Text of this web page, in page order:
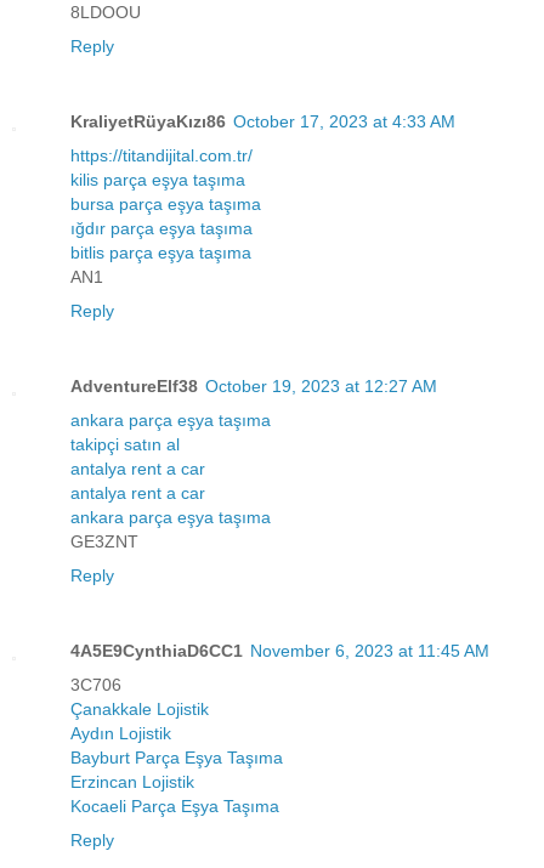
8LDOOU
Reply
KraliyetRüyaKızı86 October 17, 2023 at 4:33 AM
https://titandijital.com.tr/
kilis parça eşya taşıma
bursa parça eşya taşıma
ığdır parça eşya taşıma
bitlis parça eşya taşıma
AN1
Reply
AdventureElf38 October 19, 2023 at 12:27 AM
ankara parça eşya taşıma
takipçi satın al
antalya rent a car
antalya rent a car
ankara parça eşya taşıma
GE3ZNT
Reply
4A5E9CynthiaD6CC1 November 6, 2023 at 11:45 AM
3C706
Çanakkale Lojistik
Aydın Lojistik
Bayburt Parça Eşya Taşıma
Erzincan Lojistik
Kocaeli Parça Eşya Taşıma
Reply